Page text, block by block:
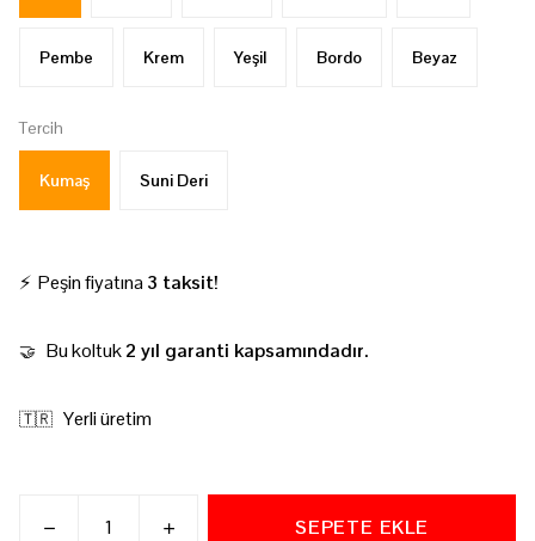
Pembe Krem Yeşil Bordo Beyaz
Tercih
Kumaş Suni Deri
⚡ Peşin fiyatına 3 taksit!
🤝 Bu koltuk2 yıl garanti kapsamındadır.
🇹🇷 Yerli üretim
SEPETE EKLE